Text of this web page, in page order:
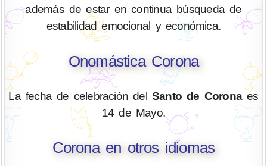
además de estar en continua búsqueda de
estabilidad emocional y económica.
Onomástica Corona
La fecha de celebración del Santo de Coronaes
14 de Mayo.
Corona en otros idiomas